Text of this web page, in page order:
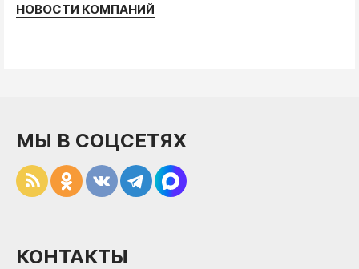
НОВОСТИ КОМПАНИЙ
МЫ В СОЦСЕТЯХ
КОНТАКТЫ